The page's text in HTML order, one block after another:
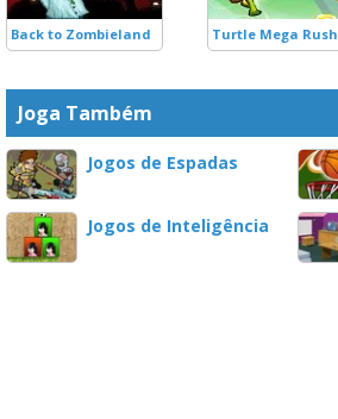
Back to Zombieland Turtle Mega Rush
Joga Também
Jogos de Espadas
Jogos de Inteligência